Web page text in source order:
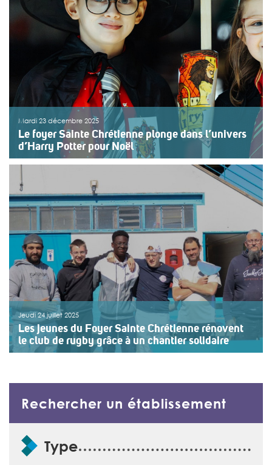
Mardi 23 décembre 2025
Le foyer Sainte Chrétienne plonge dans l’univers
d’Harry Potter pour Noël
Chrétienne (Epernay, Marne) a organisé une fête de
Noël sur le thème d’Harry Potter, réunissant 75 enfants
issus des différents services de la Maison d’Enfants à
Caractère Social (MECS). Un moment festif et fédérateur
>>Lire la suite
Jeudi 24 juillet 2025
Les jeunes du Foyer Sainte Chrétienne rénovent
le club de rugby grâce à un chantier solidaire
professionnel tout en s’engageant dans des actions
Sainte-Chrétienne d’Epernay (Marne, 51) apporte une
réponse concrète à cette […]
>>Lire la suite
Rechercher un établissement
Formulaire de recherche d'établissement
Type